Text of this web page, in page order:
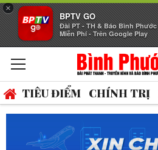
×
BPTV GO
Đài PT - TH & Báo Bình Phước
Miễn Phí - Trên Google Play
TIÊU ĐIỂM CHÍNH TRỊ